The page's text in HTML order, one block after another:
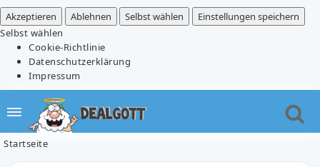
Akzeptieren
Ablehnen Selbst wählen
Einstellungen speichern
Selbst wählen
Cookie-Richtlinie
Datenschutzerklärung
Impressum
Startseite